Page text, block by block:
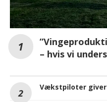
– hvis vi
Vækstpiloter